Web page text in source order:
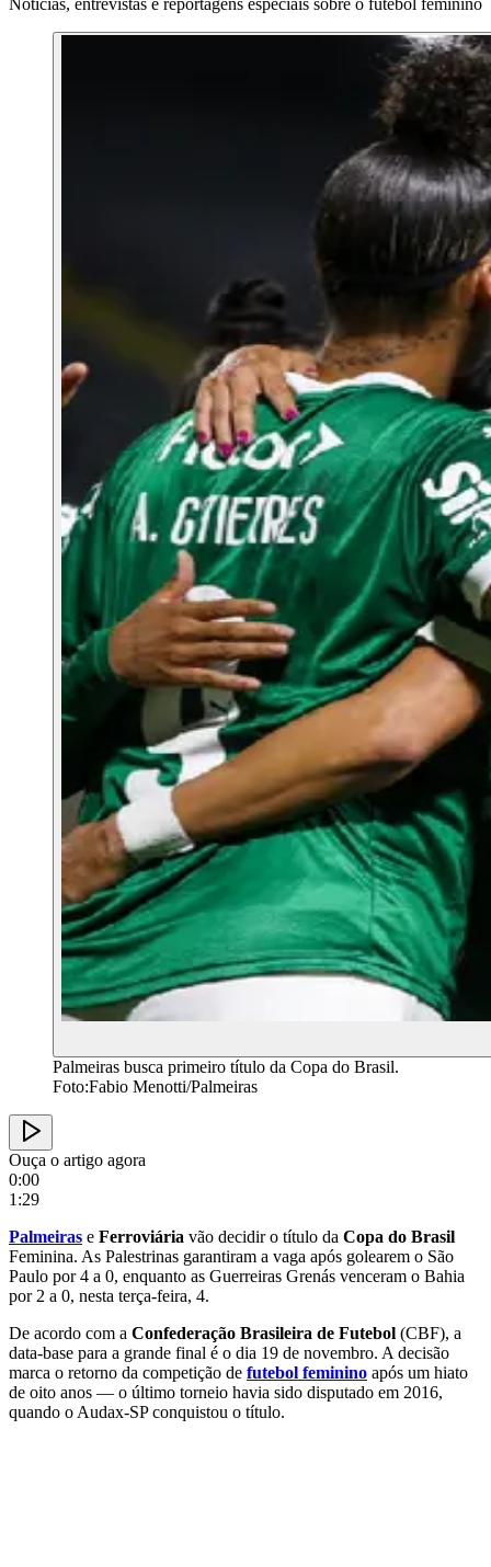
Palmeiras busca primeiro título da Copa do Brasil.
Foto:Fabio Menotti/Palmeiras
Ouça o artigo agora
0:00
1:29
Palmeiras e Ferroviária vão decidir o título da Copa do Brasil
Feminina. As Palestrinas garantiram a vaga após golearem o São
Paulo por 4 a 0, enquanto as Guerreiras Grenás venceram o Bahia
por 2 a 0, nesta terça-feira, 4.
De acordo com a Confederação Brasileira de Futebol (CBF), a
data-base para a grande final é o dia 19 de novembro. A decisão
marca o retorno da competição de futebol feminino após um hiato
de oito anos — o último torneio havia sido disputado em 2016,
quando o Audax-SP conquistou o título.